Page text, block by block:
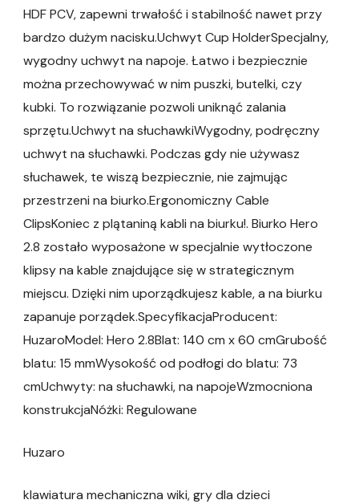
HDF PCV, zapewni trwałość i stabilność nawet przy
bardzo dużym nacisku.Uchwyt Cup HolderSpecjalny,
wygodny uchwyt na napoje. Łatwo i bezpiecznie
można przechowywać w nim puszki, butelki, czy
kubki. To rozwiązanie pozwoli uniknąć zalania
sprzętu.Uchwyt na słuchawkiWygodny, podręczny
uchwyt na słuchawki. Podczas gdy nie używasz
słuchawek, te wiszą bezpiecznie, nie zajmując
przestrzeni na biurko.Ergonomiczny Cable
ClipsKoniec z plątaniną kabli na biurku!. Biurko Hero
2.8 zostało wyposażone w specjalnie wytłoczone
klipsy na kable znajdujące się w strategicznym
miejscu. Dzięki nim uporządkujesz kable, a na biurku
zapanuje porządek.SpecyfikacjaProducent:
HuzaroModel: Hero 2.8Blat: 140 cm x 60 cmGrubość
blatu: 15 mmWysokość od podłogi do blatu: 73
cmUchwyty: na słuchawki, na napojeWzmocniona
konstrukcjaNóżki: Regulowane
Huzaro
klawiatura mechaniczna wiki, gry dla dzieci